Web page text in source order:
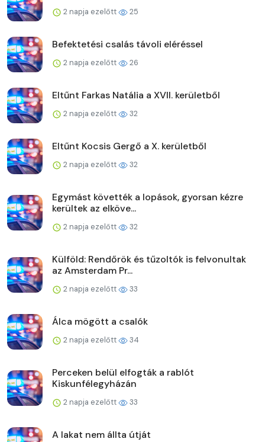
2 napja ezelőtt 25
Befektetési csalás távoli eléréssel
2 napja ezelőtt 26
Eltűnt Farkas Natália a XVII. kerületből
2 napja ezelőtt 32
Eltűnt Kocsis Gergő a X. kerületből
2 napja ezelőtt 32
Egymást követték a lopások, gyorsan kézre
kerültek az elköve...
2 napja ezelőtt 32
Külföld: Rendőrök és tűzoltók is felvonultak
az Amsterdam Pr...
2 napja ezelőtt 33
Álca mögött a csalók
2 napja ezelőtt 34
Perceken belül elfogták a rablót
Kiskunfélegyházán
2 napja ezelőtt 33
A lakat nem állta útját